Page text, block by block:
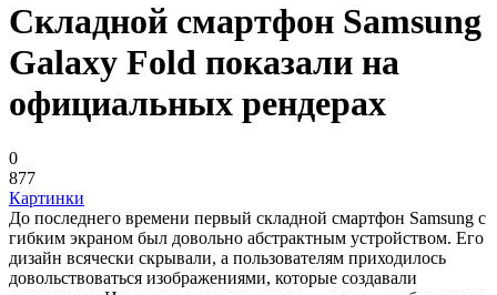
Складной смартфон Samsung
Galaxy Fold показали на
официальных рендерах
0
877
Картинки
До последнего времени первый складной смартфон Samsung с
гибким экраном был довольно абстрактным устройством. Его
дизайн всячески скрывали, а пользователям приходилось
довольствоваться изображениями, которые создавали